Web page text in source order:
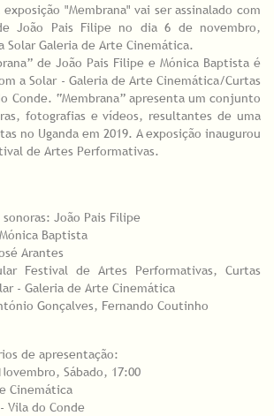
"Membrana" vai ser assinalado com
João Pais Filipe no dia 6 de novembro,
Solar Galeria de Arte Cinemática.
de João Pais Filipe e Mónica Baptista é
a Solar - Galeria de Arte Cinemática/Curtas
Conde. “Membrana” apresenta um conjunto
fotografias e vídeos, resultantes de uma
no Uganda em 2019. A exposição inaugurou
de Artes Performativas.
João Pais Filipe
Baptista
Arantes
Festival de Artes Performativas, Curtas
- Galeria de Arte Cinemática
Gonçalves, Fernando Coutinho
de apresentação:
Sábado, 17:00
Cinemática
Vila do Conde